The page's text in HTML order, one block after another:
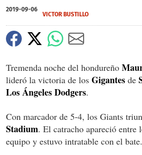
of
28
2019-09-06
VICTOR BUSTILLO
Tremenda noche del hondureño
lideró la victoria de los Gigantes de
Los ÁngelesDodgers.
Con marcador de 5-4, los Giants
Stadium. El catracho apareció entre
equipo y estuvo intratable con el bate.